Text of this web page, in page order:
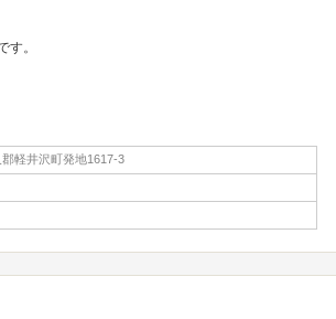
す。
軽井沢町発地1617-3